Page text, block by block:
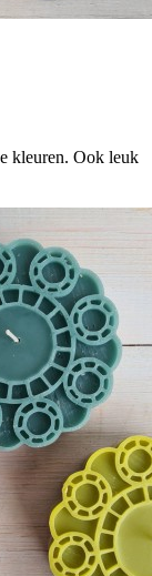
kleuren. Ook leuk